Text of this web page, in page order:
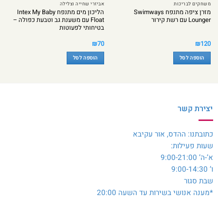
משחקים לבריכות
מזרן ציפה מתנפח Swimways
Lounger עם רשת קירור
₪120
הוספה לסל
אביזרי שחייה וצלילה
הליכון מים מתנפח Intex My Baby
Float עם משענת גב וטבעת כפולה –
בטיחותי לפעוטות
₪70
הוספה לסל
יצירת קשר
כתובתנו: ההדס, אור עקיבא
שעות פעילות:
א’-ה’ 9:00-21:00
ו’ 9:00-14:30
שבת סגור
*מענה אנושי בשירות עד השעה 20:00